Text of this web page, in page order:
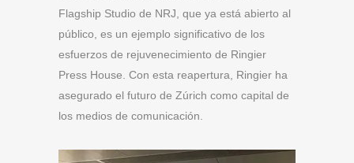
Flagship Studio de NRJ, que ya está abierto al
público, es un ejemplo significativo de los
esfuerzos de rejuvenecimiento de Ringier
Press House. Con esta reapertura, Ringier ha
asegurado el futuro de Zúrich como capital de
los medios de comunicación.